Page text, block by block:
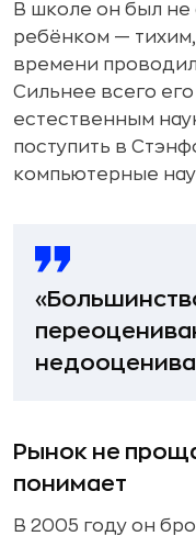
В школе он был
ребёнком —
времени
Сильнее всего
естественным
поступить в
компьютерные
Рынок не
понимает
В 2005 году он